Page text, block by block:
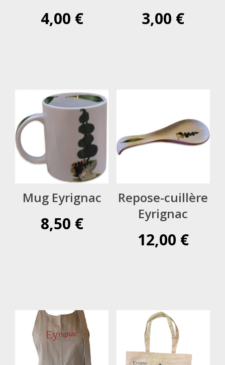
4,00 € 3,00 €
Mug Eyrignac
8,50 €
Repose-cuillère
Eyrignac
12,00 €